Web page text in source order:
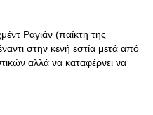
Ραγιάν (παίκτη της
στην κενή εστία μετά από
αλλά να καταφέρνει να